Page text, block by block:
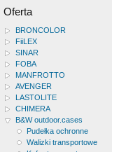
Oferta
BRONCOLOR
FiiLEX
SINAR
FOBA
MANFROTTO
AVENGER
LASTOLITE
CHIMERA
B&W outdoor.cases
Pudełka ochronne
Walizki transportowe